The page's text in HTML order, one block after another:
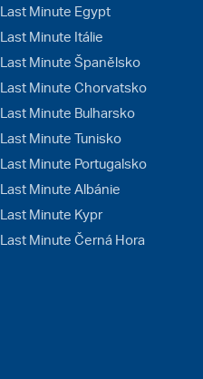
Last Minute Egypt
Last Minute Itálie
Last Minute Španělsko
Last Minute Chorvatsko
Last Minute Bulharsko
Last Minute Tunisko
Last Minute Portugalsko
Last Minute Albánie
Last Minute Kypr
Last Minute Černá Hora